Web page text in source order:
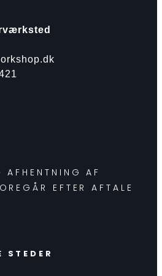
AFHENTNING AF
EFTER AFTALE
STEDER